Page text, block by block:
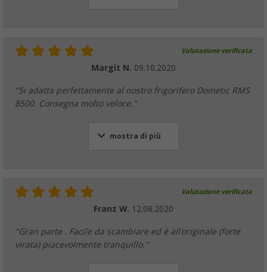
Valutazione verificata
Margit N. 09.10.2020
"Si adatta perfettamente al nostro frigorifero Dometic RMS
8500. Consegna molto veloce."
mostra di più
Valutazione verificata
Franz W. 12.08.2020
"Gran parte . Facile da scambiare ed è all'originale (forte
virata) piacevolmente tranquillo."